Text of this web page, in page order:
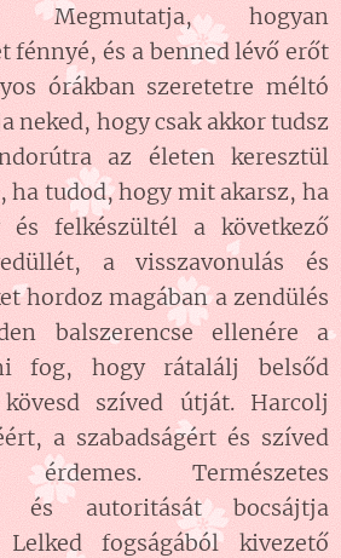
Megmutatja, hogyan
fénnyé, és a benned lévő erőt
órákban szeretetre méltó
neked, hogy csak akkor tudsz
az életen keresztül
ha tudod, hogy mit akarsz, ha
felkészültél a következő
a visszavonulás és
hordoz magában a zendülés
balszerencse ellenére a
fog, hogy rátalálj belsőd
szíved útját. Harcolj
a szabadságért és szíved
Természetes
és autoritását bocsájtja
Lelked fogságából kivezető